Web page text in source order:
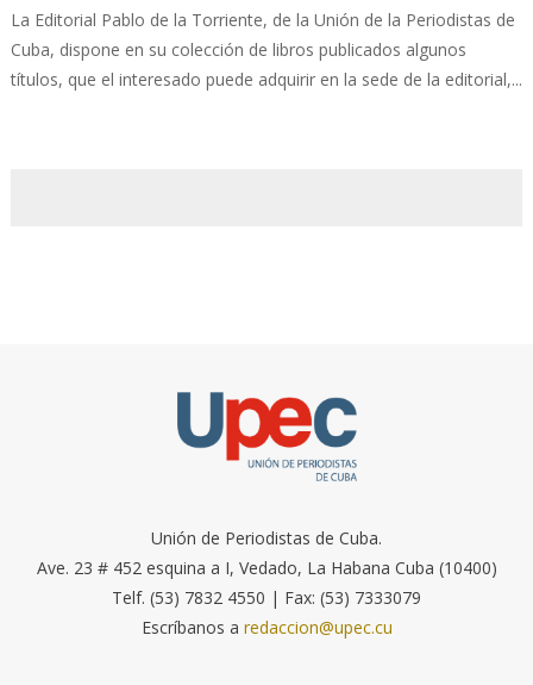
La Editorial Pablo de la Torriente, de la Unión de la Periodistas de
Cuba, dispone en su colección de libros publicados algunos
títulos, que el interesado puede adquirir en la sede de la editorial,...
Unión de Periodistas de Cuba.
Ave. 23 # 452 esquina a I, Vedado, La Habana Cuba (10400)
Telf. (53) 7832 4550 | Fax: (53) 7333079
Escríbanos a redaccion@upec.cu